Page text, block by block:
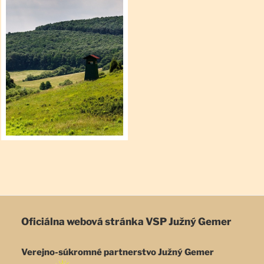
Oficiálna webová stránka VSP Južný Gemer
Verejno-súkromné partnerstvo Južný Gemer